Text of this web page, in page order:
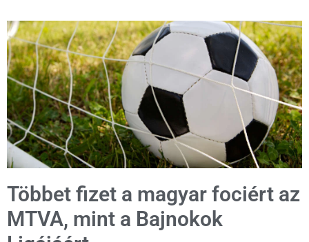
Többet fizet a magyar fociért az
MTVA, mint a Bajnokok